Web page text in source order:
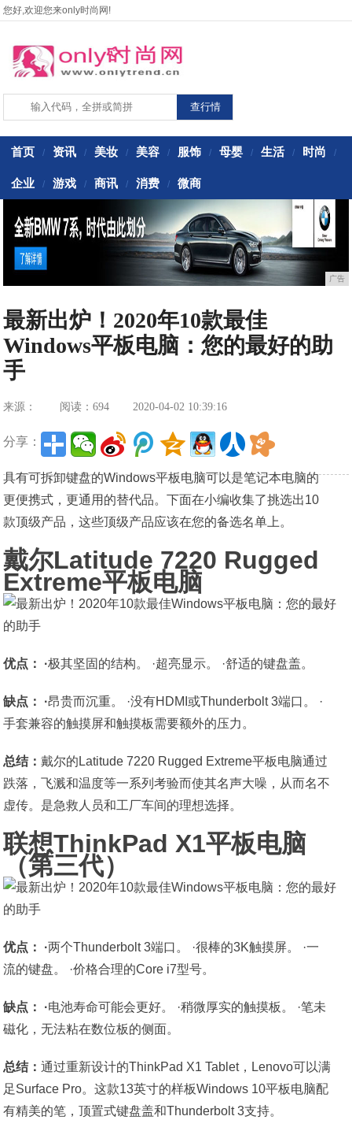
您好,欢迎您来only时尚网!
首页 / 资讯 / 美妆 / 美容 / 服饰 / 母婴 / 生活 / 时尚 /
企业 / 游戏 / 商讯 / 消费 / 微商
广告
最新出炉！2020年10款最佳
Windows平板电脑：您的最好的助
手
来源： 阅读：694 2020-04-02 10:39:16
分享：
具有可拆卸键盘的Windows平板电脑可以是笔记本电脑的
更便携式，更通用的替代品。下面在小编收集了挑选出10
款顶级产品，这些顶级产品应该在您的备选名单上。
戴尔Latitude 7220 Rugged
Extreme平板电脑
优点： ·极其坚固的结构。 ·超亮显示。 ·舒适的键盘盖。
缺点： ·昂贵而沉重。 ·没有HDMI或Thunderbolt 3端口。 ·
手套兼容的触摸屏和触摸板需要额外的压力。
总结：戴尔的Latitude 7220 Rugged Extreme平板电脑通过
跌落，飞溅和温度等一系列考验而使其名声大噪，从而名不
虚传。是急救人员和工厂车间的理想选择。
联想ThinkPad X1平板电脑
（第三代）
优点： ·两个Thunderbolt 3端口。 ·很棒的3K触摸屏。 ·一
流的键盘。 ·价格合理的Core i7型号。
缺点： ·电池寿命可能会更好。 ·稍微厚实的触摸板。 ·笔未
磁化，无法粘在数位板的侧面。
总结：通过重新设计的ThinkPad X1 Tablet，Lenovo可以满
足Surface Pro。这款13英寸的样板Windows 10平板电脑配
有精美的笔，顶置式键盘盖和Thunderbolt 3支持。